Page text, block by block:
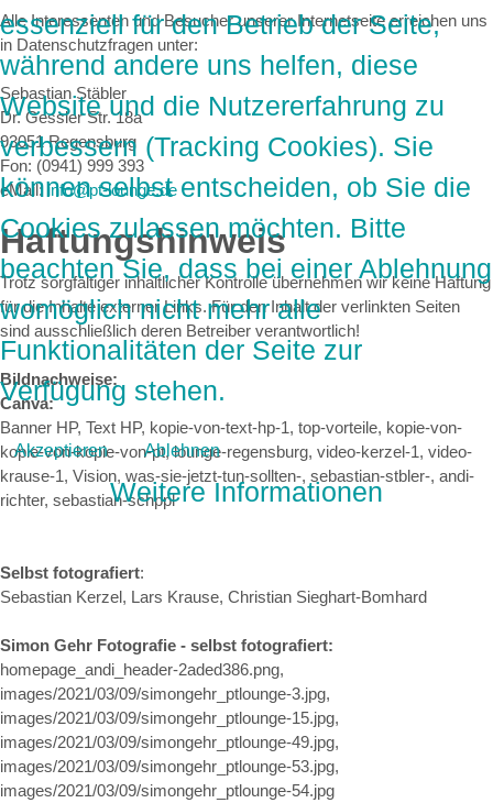
Alle Interessenten und Besucher unserer Internetseite erreichen uns
in Datenschutzfragen unter:
Sebastian Stäbler
Dr. Gessler Str. 18a
93051 Regensburg
Fon: (0941) 999 393
eMail: info@pt-lounge.de
Haftungshinweis
Trotz sorgfältiger inhaltlicher Kontrolle übernehmen wir keine Haftung
für die Inhalte externer Links. Für den Inhalt der verlinkten Seiten
sind ausschließlich deren Betreiber verantwortlich!
Bildnachweise:
Canva:
Banner HP, Text HP, kopie-von-text-hp-1, top-vorteile, kopie-von-
kopie-von-kopie-von-pt, lounge-regensburg, video-kerzel-1, video-
krause-1, Vision, was-sie-jetzt-tun-sollten-, sebastian-stbler-, andi-
richter, sebastian-schppl
Selbst fotografiert:
Sebastian Kerzel, Lars Krause, Christian Sieghart-Bomhard
Simon Gehr Fotografie - selbst fotografiert:
homepage_andi_header-2aded386.png,
images/2021/03/09/simongehr_ptlounge-3.jpg,
images/2021/03/09/simongehr_ptlounge-15.jpg,
images/2021/03/09/simongehr_ptlounge-49.jpg,
images/2021/03/09/simongehr_ptlounge-53.jpg,
images/2021/03/09/simongehr_ptlounge-54.jpg
essenziell für den Betrieb der Seite,
während andere uns helfen, diese
Website und die Nutzererfahrung zu
verbessern (Tracking Cookies). Sie
können selbst entscheiden, ob Sie die
Cookies zulassen möchten. Bitte
beachten Sie, dass bei einer Ablehnung
womöglich nicht mehr alle
Funktionalitäten der Seite zur
Verfügung stehen.
Akzeptieren Ablehnen
Weitere Informationen